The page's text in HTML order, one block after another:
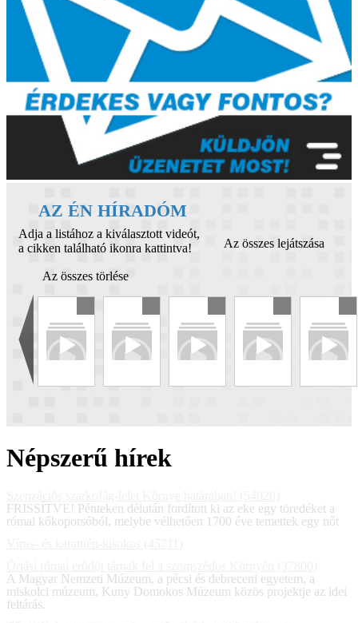
AZ ÉN HÍRADÓM
Adja a listához a kiválasztott videót,
a cikken található ikonra kattintva!
Az összes lejátszása
Az összes törlése
Népszerű hírek
FRISSÍTVE! Pénteken délután fordított ki az eke egy töredéket a
római kőkoporsóból, melybe vélhetően 1700 éve temettek egy nőt
A Magyar Nemzeti Múzeum, a pécsi és debreceni egyetem, a
miskolci múzeum, Kuny Domokos Múzeum közös projektje az idei
feltárás.